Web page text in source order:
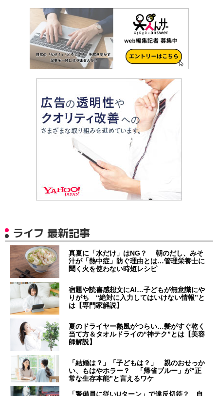
ライフ 最新記事
真夏に「水だけ」はNG？ 朝のだし、みそ
汁が「熱中症」防ぐ理由とは…管理栄養士に
聞く火を使わない時短レシピ
宿題や読書感想文にAI…子どもが無意識にや
りがち “絶対に入力してはいけない情報”と
は【専門家解説】
夏のドライヤー熱風がつらい…髪がすぐ乾く
当て方＆タオルドライの“神テク”とは【美容
師解説】
「結婚は？」「子どもは？」 親のおせっか
い、もはやホラー？ 「帰省ブルー」が“正
常な生存本能”と言えるワケ
「警備員に従いUターン」で違反切符？ 自